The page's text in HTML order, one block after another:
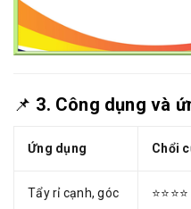
📌 3. Công dụng và
Ứng dụng Chổi
Tẩy rỉ cạnh, góc ⭐⭐⭐⭐